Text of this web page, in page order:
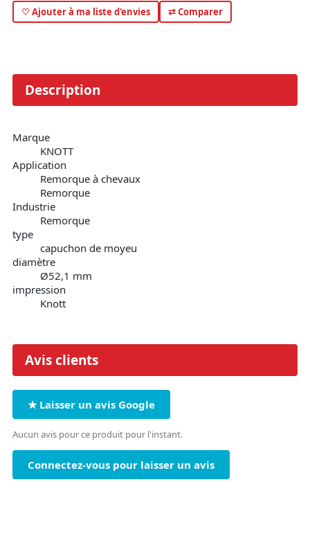
♡ Ajouter à ma liste d'envies ⇄ Comparer
Description
Marque
KNOTT
Application
Remorque à chevaux
Remorque
Industrie
Remorque
type
capuchon de moyeu
diamètre
Ø52,1 mm
impression
Knott
Avis clients
★ Laisser un avis Google
Aucun avis pour ce produit pour l'instant.
Connectez-vous pour laisser un avis